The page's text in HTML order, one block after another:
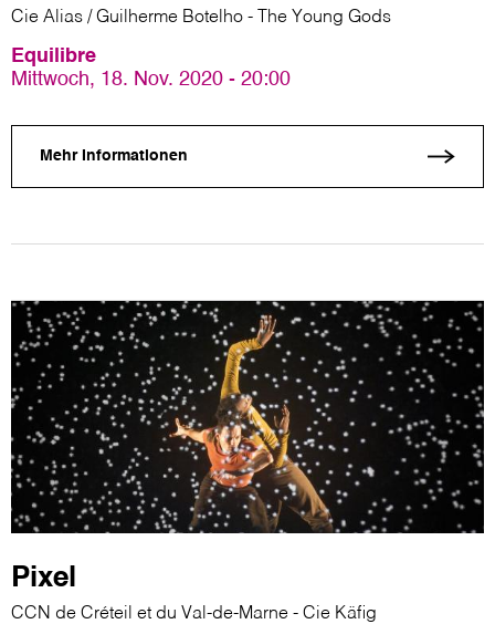
Cie Alias / Guilherme Botelho - The Young Gods
Equilibre
Mittwoch, 18. Nov. 2020 - 20:00
Mehr Informationen
Pixel
CCN de Créteil et du Val-de-Marne - Cie Käfig